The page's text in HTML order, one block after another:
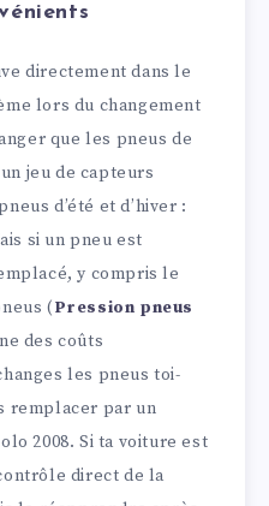
directement dans le
lors du changement
que les pneus de
jeu de capteurs
d’été et d’hiver :
si un pneu est
y compris le
(Pression pneus
des coûts
les pneus toi-
remplacer par un
2008. Si ta voiture est
direct de la